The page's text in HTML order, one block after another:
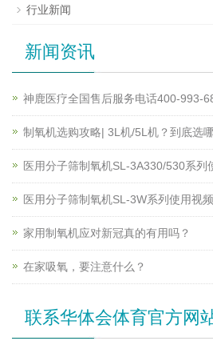
行业新闻
新闻资讯
神鹿医疗全国售后服务电话400-993-
制氧机选购攻略| 3L机/5L机？到底选
医用分子筛制氧机SL-3A330/530系列
医用分子筛制氧机SL-3W系列使用视频
家用制氧机应对新冠真的有用吗？
在家吸氧，要注意什么？
联系华体会体育官方网